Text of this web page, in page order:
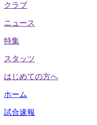
クラブ
ニュース
特集
スタッツ
はじめての方へ
ホーム
試合速報